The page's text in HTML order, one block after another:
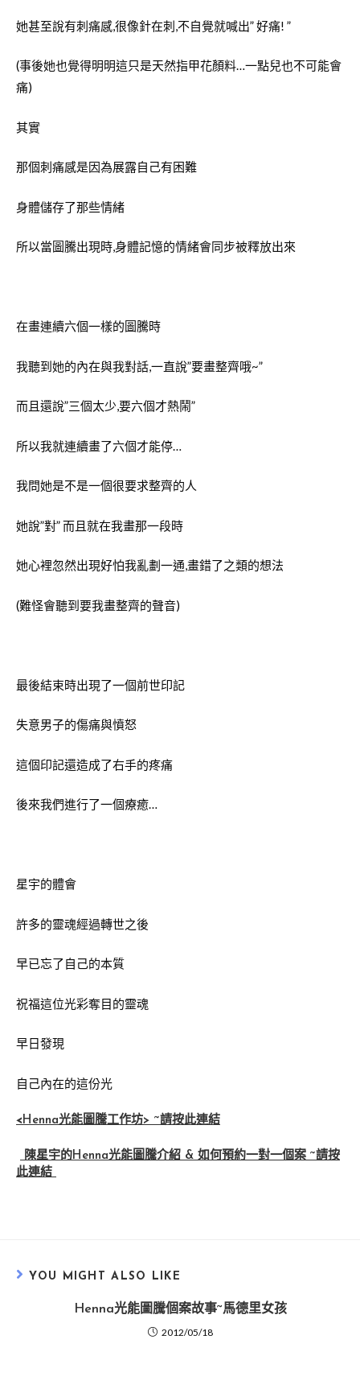
她甚至說有刺痛感,很像針在刺,不自覺就喊出” 好痛! ”
(事後她也覺得明明這只是天然指甲花顏料…一點兒也不可能會
痛)
其實
那個刺痛感是因為展露自己有困難
身體儲存了那些情緒
所以當圖騰出現時,身體記憶的情緒會同步被釋放出來
在畫連續六個一樣的圖騰時
我聽到她的內在與我對話,一直說”要畫整齊哦~”
而且還說”三個太少,要六個才熱鬧”
所以我就連續畫了六個才能停…
我問她是不是一個很要求整齊的人
她說”對” 而且就在我畫那一段時
她心裡忽然出現好怕我亂劃一通,畫錯了之類的想法
(難怪會聽到要我畫整齊的聲音)
最後結束時出現了一個前世印記
失意男子的傷痛與憤怒
這個印記還造成了右手的疼痛
後來我們進行了一個療癒…
星宇的體會
許多的靈魂經過轉世之後
早已忘了自己的本質
祝福這位光彩奪目的靈魂
早日發現
自己內在的這份光
<Henna光能圖騰工作坊> ~請按此連結
陳星宇的Henna光能圖騰介紹 & 如何預約一對一個案 ~請按
此連結
YOU MIGHT ALSO LIKE
Henna光能圖騰個案故事~馬德里女孩
2012/05/18